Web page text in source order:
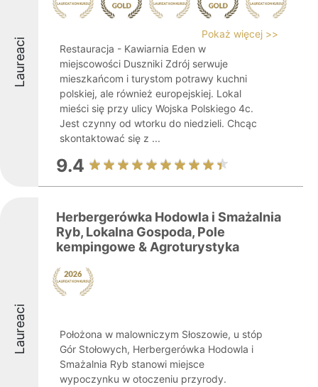
Laureaci
Pokaż więcej >>
Restauracja - Kawiarnia Eden w
miejscowości Duszniki Zdrój serwuje
mieszkańcom i turystom potrawy kuchni
polskiej, ale również europejskiej. Lokal
mieści się przy ulicy Wojska Polskiego 4c.
Jest czynny od wtorku do niedzieli. Chcąc
skontaktować się z ...
9.4
Laureaci
Herbergerówka Hodowla i Smażalnia
Ryb, Lokalna Gospoda, Pole
kempingowe & Agroturystyka
Położona w malowniczym Słoszowie, u stóp
Gór Stołowych, Herbergerówka Hodowla i
Smażalnia Ryb stanowi miejsce
wypoczynku w otoczeniu przyrody.